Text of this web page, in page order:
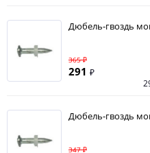
Дюбель-гвоздь
291 ₽
365 ₽
Дюбель-гвоздь
347 ₽